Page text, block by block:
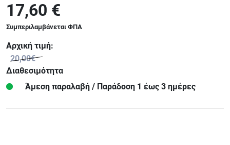
17,60 €
Συμπεριλαμβάνεται ΦΠΑ
Αρχική τιμή:
20,00€
Διαθεσιμότητα
Άμεση παραλαβή / Παράδoση 1 έως 3 ημέρες